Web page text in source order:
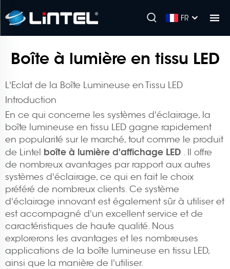
FR
Boîte à lumière en tissu LED
L'Eclat de la Boîte Lumineuse en Tissu LED
Introduction
En ce qui concerne les systèmes d'éclairage, la
boîte lumineuse en tissu LED gagne rapidement
en popularité sur le marché, tout comme le produit
de Lintel boîte à lumière d'affichage LED . Il offre
de nombreux avantages par rapport aux autres
systèmes d'éclairage, ce qui en fait le choix
préféré de nombreux clients. Ce système
d'éclairage innovant est également sûr à utiliser et
est accompagné d'un excellent service et de
caractéristiques de haute qualité. Nous
explorerons les avantages et les nombreuses
applications de la boîte lumineuse en tissu LED,
ainsi que la manière de l'utiliser.